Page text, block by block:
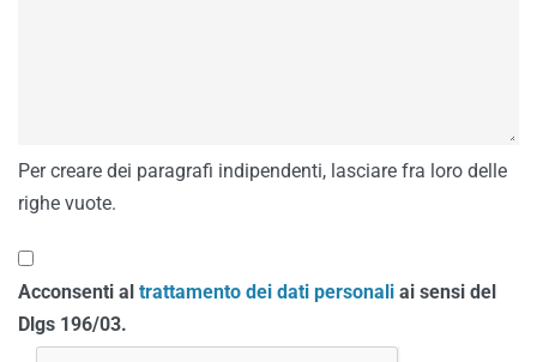
Per creare dei paragrafi indipendenti, lasciare fra loro delle
righe vuote.
Acconsenti al trattamento dei dati personali ai sensi del
Dlgs 196/03.